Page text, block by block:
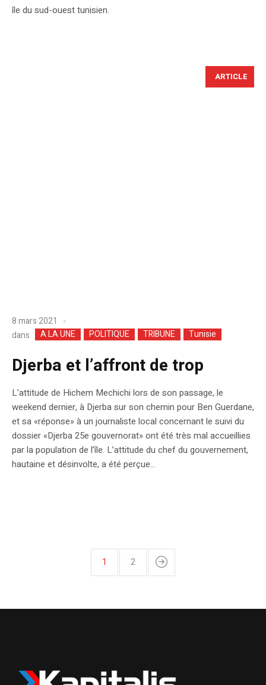
île du sud-ouest tunisien.
ARTICLE
8 mars 2021
dans
A LA UNE POLITIQUE TRIBUNE Tunisie
Djerba et l’affront de trop
L’attitude de Hichem Mechichi lors de son passage, le
weekend dernier, à Djerba sur son chemin pour Ben Guerdane,
et sa «réponse» à un journaliste local concernant le suivi du
dossier «Djerba 25e gouvernorat» ont été très mal accueillies
par la population de l’île. L’attitude du chef du gouvernement,
hautaine et désinvolte, a été perçue...
1 2